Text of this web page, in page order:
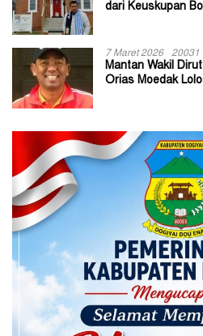
dari Keuskupan
7 Maret 2026 20031
Mantan Wakil
Orias Moedak